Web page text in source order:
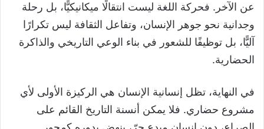
عن الآخر. فحركة اللغة ليست انتقالًا ميكانيكيًّا، بل رحلة
وجدانية نحو جوهر الإنسان، وتفاعل الثقافة ليس تكرارًا
آليًّا، بل توظيفًا للشعور في بناء الوعي التاريخي والذاكرة
الحضارية.
في النهاية، تظل إنسانية الإنسان هي الركيزة الأولى لأي
مشروع حضاري. فلا يمكن أنسنة التاريخ القائم على